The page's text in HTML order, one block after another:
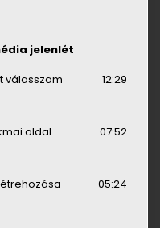
jelenlét
válasszam
12:29
oldal
07:52
05:24